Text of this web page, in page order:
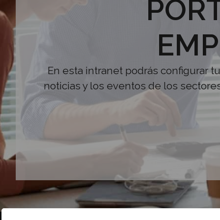
En esta intranet podrás configurar
noticias y los eventos de los